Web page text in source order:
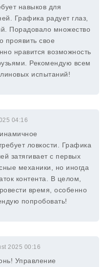
навыков для
Графика радует глаз,
Порадовало множество
проявить свое
нравится возможность
Рекомендую всем
испытаний!
04:16
ловкости. Графика
затягивает с первых
механики, но иногда
контента. В целом,
время, особенно
попробовать!
2025 00:16
Управление